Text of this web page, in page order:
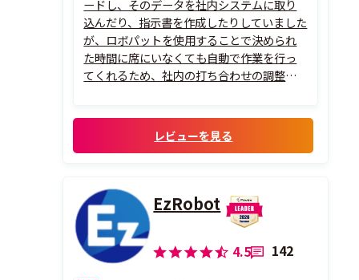
ードし、そのデータを社内システムに取り
込んだり、指示書を作成したりしていました
が、ロボパットを使用することで決められ
た時間に席にいなくても自動で作業を行っ
てくれるため、社内の打ち合わせの調整も
ています。作成に関しても難しい操作がな
く、直感的に作れる仕組みなので、パソコン
レビューを見る
EzRobot
4.5 142